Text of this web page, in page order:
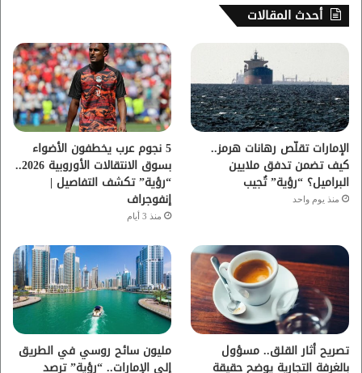
س
ب
ك
ي
و
ب
ت
ق
ر
م
أحدث المقالات
الإمارات تقلّص رهانات هرمز..
كيف تضمن تدفق ملايين
البراميل؟ “رؤية” تُجيب
منذ يوم واحد
5 نجوم عرب يخطفون الأضواء
بسوق الانتقالات الأوروبية 2026..
“رؤية” تكشف التفاصيل |
إنفوجراف
منذ 3 أيام
تصريح أثار القلق.. مسؤول
بالغرفة التجارية يوضح حقيقة
مليون سائح روسي في الطريق
إلى الإمارات.. “رؤية” ترصد